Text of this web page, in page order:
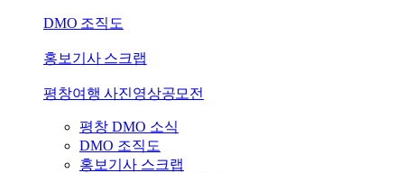
DMO 조직도
홍보기사 스크랩
평창여행 사진영상공모전
평창 DMO 소식
DMO 조직도
홍보기사 스크랩